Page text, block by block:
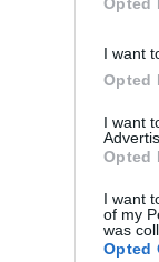
I want
Opted
I want
Opted
I want
of my
was
Opted